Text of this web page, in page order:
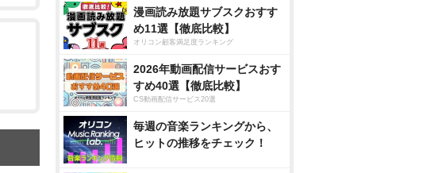
漫画読み放題サブスクおすす
め11選【徹底比較】
オリコン顧客満足度ランキング
2026年動画配信サービスおす
すめ40選【徹底比較】
CS動画配信サービス20選
毎週の音楽ランキングから、
ヒットの推移をチェック！